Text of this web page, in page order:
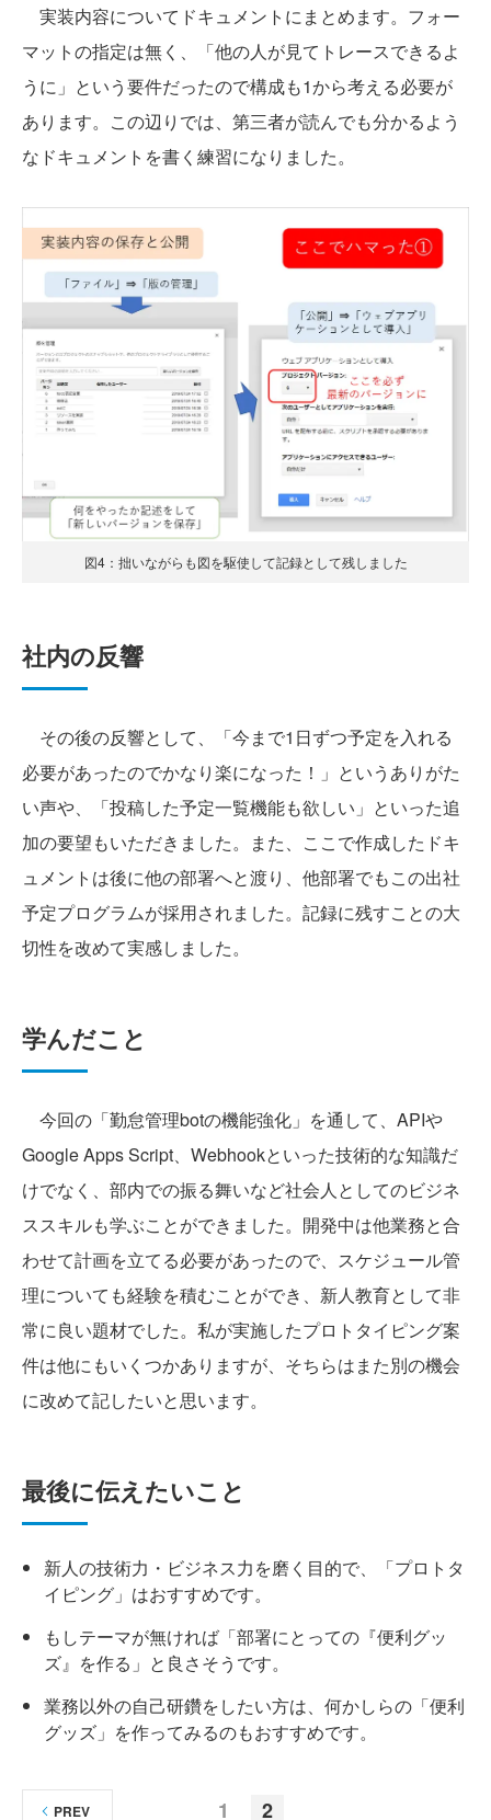
実装内容についてドキュメントにまとめます。フォー
マットの指定は無く、「他の人が見てトレースできるよ
うに」という要件だったので構成も1から考える必要が
あります。この辺りでは、第三者が読んでも分かるよう
なドキュメントを書く練習になりました。
図4：拙いながらも図を駆使して記録として残しました
社内の反響
その後の反響として、「今まで1日ずつ予定を入れる
必要があったのでかなり楽になった！」というありがた
い声や、「投稿した予定一覧機能も欲しい」といった追
加の要望もいただきました。また、ここで作成したドキ
ュメントは後に他の部署へと渡り、他部署でもこの出社
予定プログラムが採用されました。記録に残すことの大
切性を改めて実感しました。
学んだこと
今回の「勤怠管理botの機能強化」を通して、APIや
Google Apps Script、Webhookといった技術的な知識だ
けでなく、部内での振る舞いなど社会人としてのビジネ
ススキルも学ぶことができました。開発中は他業務と合
わせて計画を立てる必要があったので、スケジュール管
理についても経験を積むことができ、新人教育として非
常に良い題材でした。私が実施したプロトタイピング案
件は他にもいくつかありますが、そちらはまた別の機会
に改めて記したいと思います。
最後に伝えたいこと
新人の技術力・ビジネス力を磨く目的で、「プロトタ
イピング」はおすすめです。
もしテーマが無ければ「部署にとっての『便利グッ
ズ』を作る」と良さそうです。
業務以外の自己研鑽をしたい方は、何かしらの「便利
グッズ」を作ってみるのもおすすめです。
1 2
PREV